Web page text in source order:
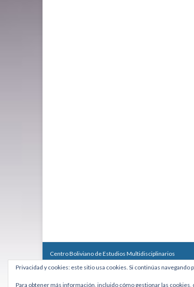
Centro Boliviano de Estudios Multidisciplinarios
Calle Macario Pinilla # 2588 esq. Av. Arce, Edificio
Teléfono: +591 2431818 - Celular: +591 73027636
Privacidad y cookies: este sitio usa cookies. Si continúas navegando
Para obtener más información, incluido cómo gestionar las cookies,